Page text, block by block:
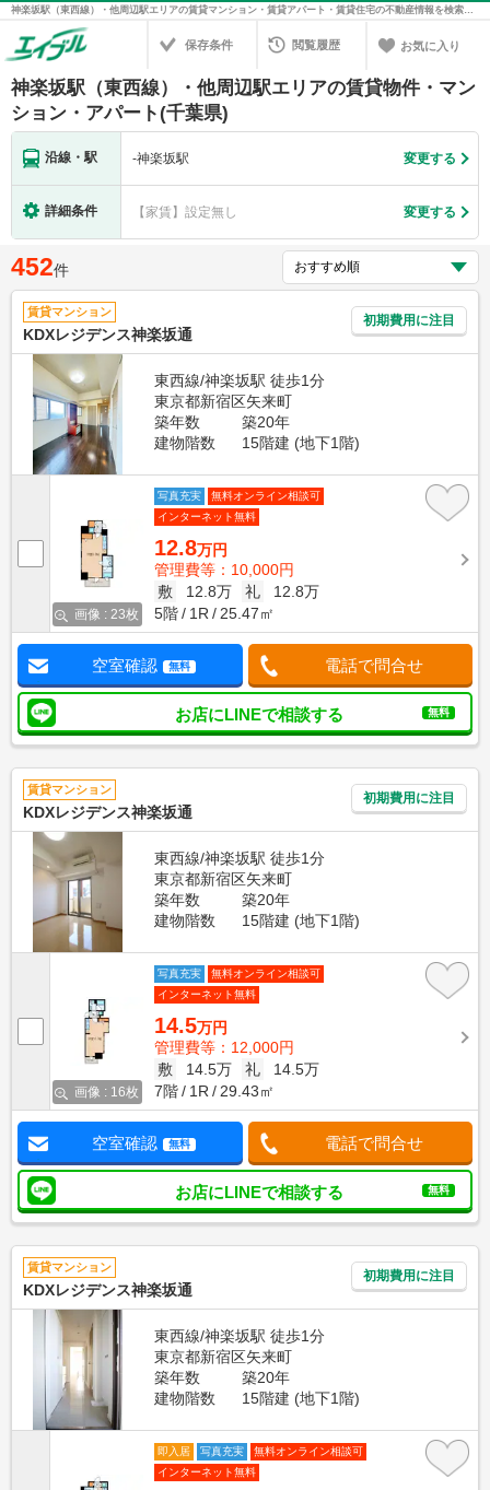
神楽坂駅（東西線）・他周辺駅エリアの賃貸マンション・賃貸アパート・賃貸住宅の不動産情報を検索！不動産賃貸の物件探しは、お部屋探しのエイブル
保存条件 閲覧履歴 お気に入り
神楽坂駅（東西線）・他周辺駅エリアの賃貸物件・マン
ション・アパート(千葉県)
沿線・駅 -神楽坂駅 変更する
詳細条件 【家賃】設定無し 変更する
452件
賃貸マンション
KDXレジデンス神楽坂通
初期費用に注目
東西線/神楽坂駅 徒歩1分
東京都新宿区矢来町
築年数
築20年
建物階数
15階建 (地下1階)
画像 : 23枚
写真充実
無料オンライン相談可
インターネット無料
12.8万円
管理費等：10,000円
敷
12.8万 礼
12.8万
5階
1R 25.47㎡
空室確認 無料 電話で問合せ
お店にLINEで相談する 無料
賃貸マンション
KDXレジデンス神楽坂通
初期費用に注目
東西線/神楽坂駅 徒歩1分
東京都新宿区矢来町
築年数
築20年
建物階数
15階建 (地下1階)
画像 : 16枚
写真充実
無料オンライン相談可
インターネット無料
14.5万円
管理費等：12,000円
敷
14.5万 礼
14.5万
7階
1R 29.43㎡
空室確認 無料 電話で問合せ
お店にLINEで相談する 無料
賃貸マンション
KDXレジデンス神楽坂通
初期費用に注目
東西線/神楽坂駅 徒歩1分
東京都新宿区矢来町
築年数
築20年
建物階数
15階建 (地下1階)
即入居 写真充実
無料オンライン相談可
インターネット無料